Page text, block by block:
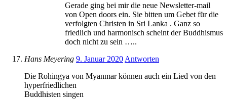
Gerade ging bei mir die neue Newsletter-mail
von Open doors ein. Sie bitten um Gebet für die
verfolgten Christen in Sri Lanka . Ganz so
friedlich und harmonisch scheint der Buddhismus
doch nicht zu sein …..
Hans Meyering 9. Januar 2020 Antworten
Die Rohingya von Myanmar können auch ein Lied von den
hyperfriedlichen
Buddhisten singen